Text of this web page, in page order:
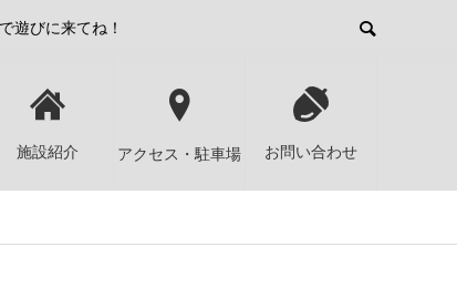
遊びに来てね！
施設紹介 アクセス・駐車場 お問い合わせ